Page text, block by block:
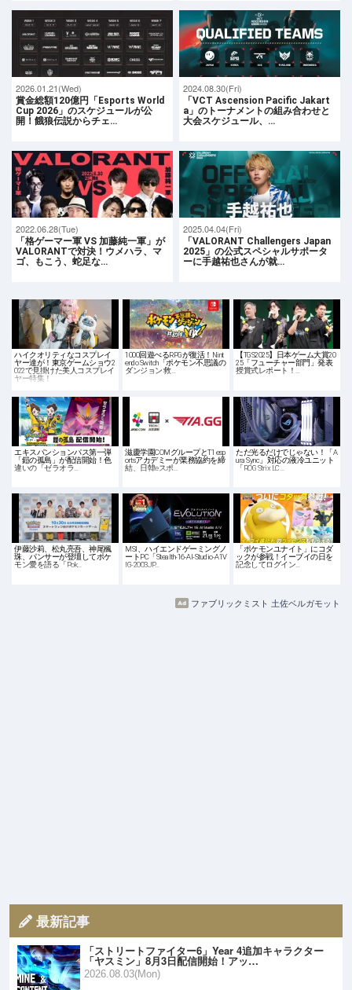
2026.01.21(Wed)
賞金総額120億円「Esports World
Cup 2026」のスケジュールが公
開！餓狼伝説からチェ…
2024.08.30(Fri)
「VCT Ascension Pacific Jakart
a」のトーナメントの組み合わせと
大会スケジュール、…
2022.06.28(Tue)
「格ゲーマー軍 VS 加藤純一軍」が
VALORANTで対決！ウメハラ、マ
ゴ、もこう、蛇足な…
2025.04.04(Fri)
「VALORANT Challengers Japan
2025」の公式スペシャルサポータ
ーに手越祐也さんが就…
ハイクオリティなコスプレイ
ヤー達が！東京ゲームショウ2
022で見掛けた美人コスプレイ
ヤー特集！
1000回遊べるRPGが復活！Nint
endo Switch「ポケモン不思議の
ダンジョン 救…
【TGS2025】日本ゲーム大賞20
25「フューチャー部門」発表
授賞式レポート！…
エキスパンションパス第一弾
「鎧の孤島」が配信開始！色
違いの「ゼラオラ…
滋慶学園COMグループとT1 esp
ortsアカデミーが業務協約を締
結、日韓eスポ…
ただ光るだけでじゃない！「A
ura Sync」対応の液冷ユニット
「ROG Strix LC…
伊藤沙莉、松丸亮吾、神尾楓
珠、パンサーが登壇してポケ
モン愛を語る「Pok…
MSI、ハイエンドゲーミングノ
ートPC「Stealth-16-AI-Studio-A1V
IG-2003JP…
「ポケモンユナイト」にコダ
ックが参戦！イーブイの日を
記念してログイン…
ファブリックミスト 土佐ベルガモット
最新記事
「ストリートファイター6」Year 4追加キャラクター
「ヤスミン」8月3日配信開始！アッ…
2026.08.03(Mon)